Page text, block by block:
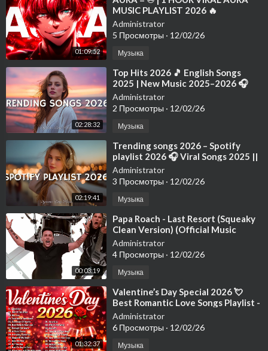
01:09:52
MUSIC PLAYLIST 2026 🔥
TRENDING PHONK HITS
Administrator
5 Просмотры · 12/02/26
Музыка
02:28:32
⁣Top Hits 2026 🎵 English Songs
2025 | New Music 2025–2026 🎧
Spotify & TikTok Weekly Hits
Administrator
2 Просмотры · 12/02/26
Музыка
02:19:41
⁣Trending songs 2026 – Spotify
playlist 2026 🎧 Viral Songs 2025 ||
Trending TikTok Songs 2025
Administrator
3 Просмотры · 12/02/26
Музыка
00:03:19
⁣Papa Roach - Last Resort (Squeaky
Clean Version) (Official Music
Video)
Administrator
4 Просмотры · 12/02/26
Музыка
01:32:37
⁣Valentine’s Day Special 2026 💘
Best Romantic Love Songs Playlist -
Your Feb 14 Starts Here!
Administrator
6 Просмотры · 12/02/26
Музыка